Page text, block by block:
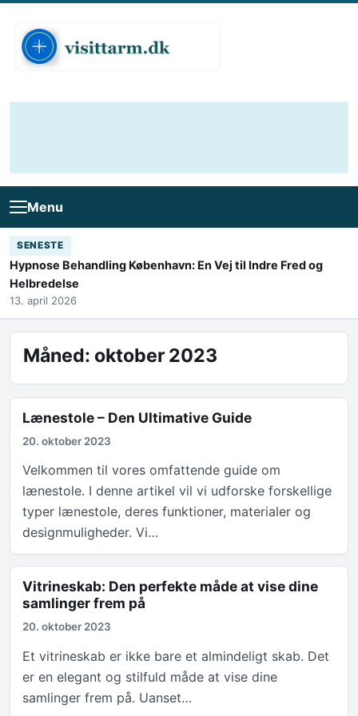
Menu
SENESTE
Hypnose Behandling København: En Vej til Indre Fred og
Helbredelse
13. april 2026
Måned: oktober 2023
Lænestole – Den Ultimative Guide
20. oktober 2023
Velkommen til vores omfattende guide om
lænestole. I denne artikel vil vi udforske forskellige
typer lænestole, deres funktioner, materialer og
designmuligheder. Vi…
Vitrineskab: Den perfekte måde at vise dine
samlinger frem på
20. oktober 2023
Et vitrineskab er ikke bare et almindeligt skab. Det
er en elegant og stilfuld måde at vise dine
samlinger frem på. Uanset…